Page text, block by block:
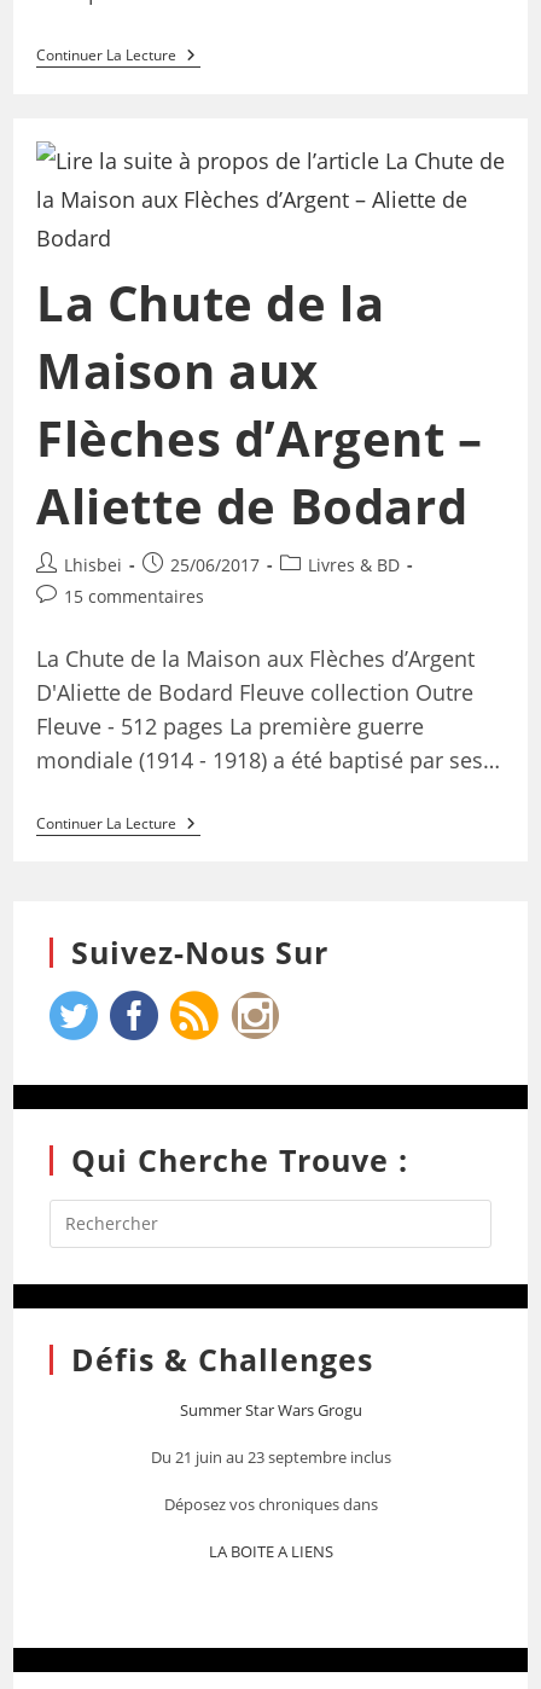
Continuer La Lecture
La Chute de la
Maison aux
Flèches d’Argent –
Aliette de Bodard
Lhisbei 25/06/2017
Livres & BD
15 commentaires
La Chute de la Maison aux Flèches d’Argent
D'Aliette de Bodard Fleuve collection Outre
Fleuve - 512 pages La première guerre
mondiale (1914 - 1918) a été baptisé par ses…
Continuer La Lecture
Suivez-Nous Sur
Qui Cherche Trouve :
Défis & Challenges
Summer Star Wars Grogu
Du 21 juin au 23 septembre inclus
Déposez vos chroniques dans
LA BOITE A LIENS